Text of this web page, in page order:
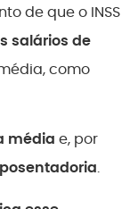
de que o INSS
salários de
como
média e, por
.